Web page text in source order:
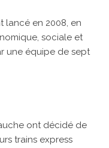
lancé en 2008, en
sociale et
une équipe de sept
ont décidé de
trains express